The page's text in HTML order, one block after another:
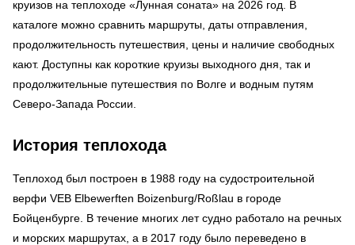
круизов на теплоходе «Лунная соната» на 2026 год. В
каталоге можно сравнить маршруты, даты отправления,
продолжительность путешествия, цены и наличие свободных
кают. Доступны как короткие круизы выходного дня, так и
продолжительные путешествия по Волге и водным путям
Северо-Запада России.
История теплохода
Теплоход был построен в 1988 году на судостроительной
верфи VEB Elbewerften Boizenburg/Roßlau в городе
Бойценбурге. В течение многих лет судно работало на речных
и морских маршрутах, а в 2017 году было переведено в